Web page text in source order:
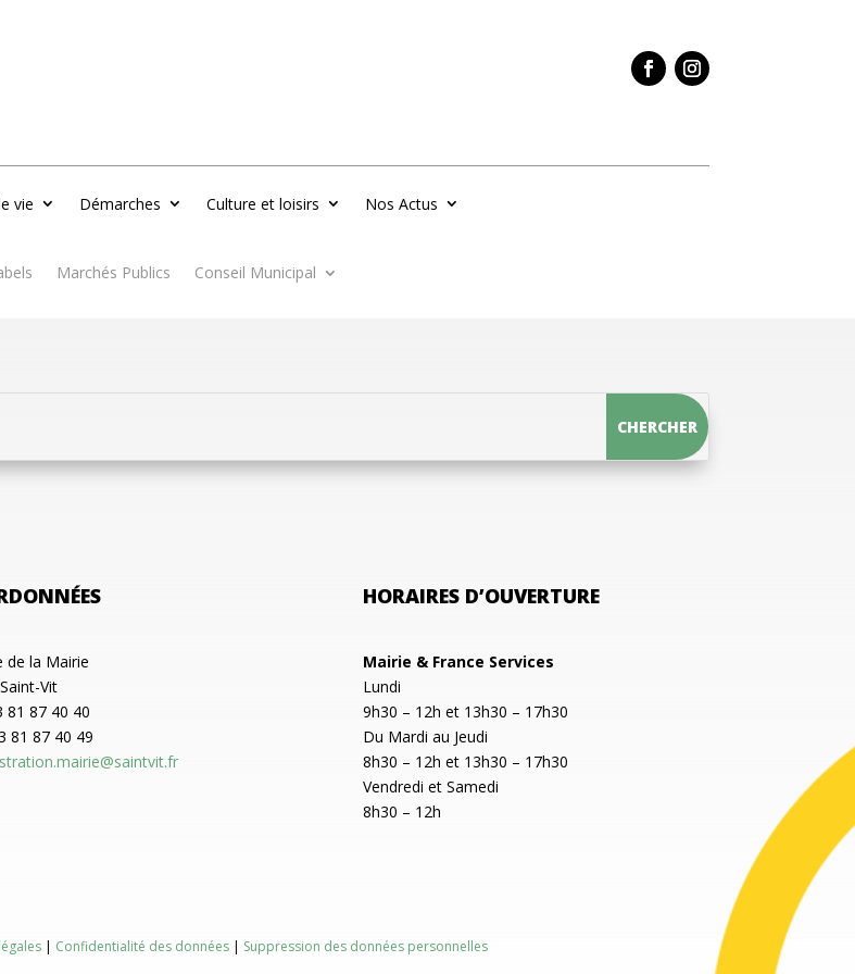
vie Démarches Culture et loisirs Nos Actus
Marchés Publics Conseil Municipal
de la Mairie
Vit
81 87 40 40
81 87 40 49
HORAIRES D’OUVERTURE
Mairie & France Services
Lundi
9h30 – 12h et 13h30 – 17h30
Du Mardi au Jeudi
8h30 – 12h et 13h30 – 17h30
Vendredi et Samedi
8h30 – 12h
| Confidentialité des données | Suppression des données personnelles